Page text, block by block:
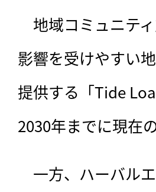
地域コミュニテ
影響を受けやすい
提供する「Tide
2030年までに現在
一方、ハーバル